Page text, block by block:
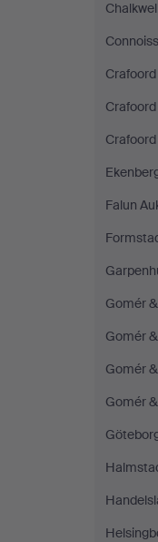
Falun
Gomér
Gomér
Gomér
Gomér